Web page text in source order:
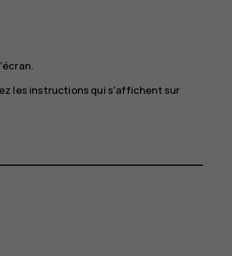
.
les instructions qui s'affichent sur